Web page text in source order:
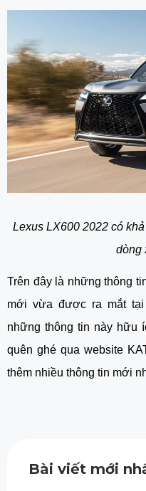
Lexus LX600 2022 có
dòng
Trên đây là những thông
mới vừa được ra mắt
những thông tin này hữu
quên ghé qua website
thêm nhiều thông tin mới
Bài viết mới